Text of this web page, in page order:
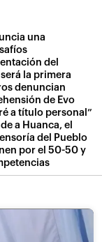
una
del
la primera
denuncian
de Evo
a título personal”
a Huanca, el
del Pueblo
por el 50-50 y